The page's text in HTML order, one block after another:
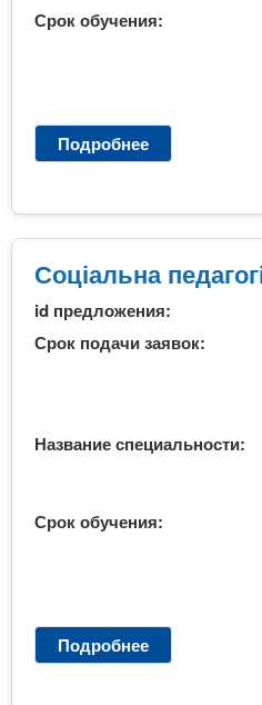
г
Срок обучения:
Подробнее
C
ц
і
а
л
ь
н
д
а
г
Соціальна
id предложения:
Срок подачи заявок:
Название специальности:
Срок обучения:
Подробнее
С